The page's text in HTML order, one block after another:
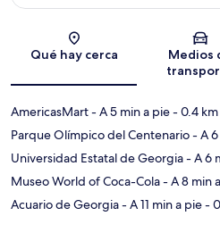
Qué hay cerca
Medios
AmericasMart- A 5 min a pie- 0.4 km
Parque Olímpico del Centenario- A
Universidad Estatal de Georgia- A 6
Museo World of Coca-Cola- A 8 min
Acuario de Georgia- A 11 min a pie-